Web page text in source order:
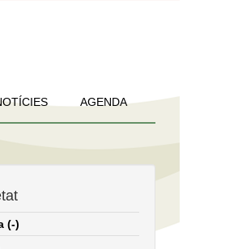
AGENDA
(-)